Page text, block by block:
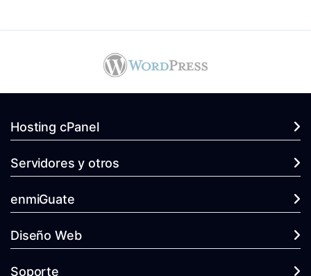
Hosting cPanel
Servidores y otros
enmiGuate
Diseño Web
Soporte